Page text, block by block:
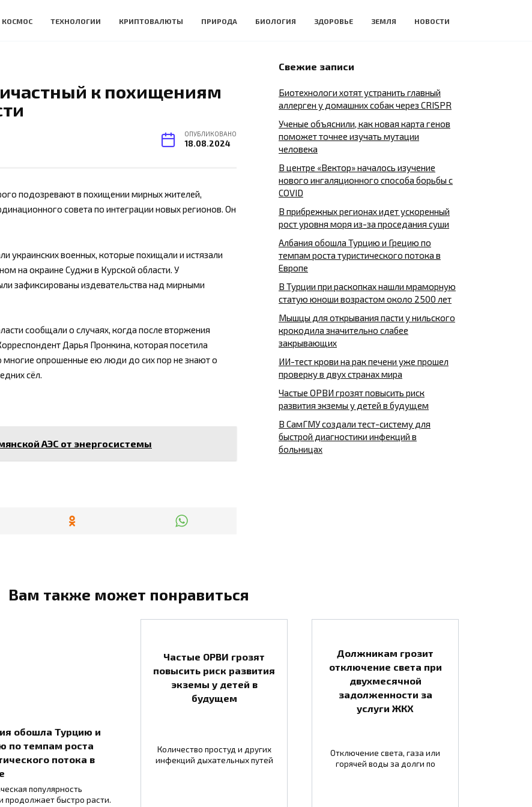
КОСМОС ТЕХНОЛОГИИ КРИПТОВАЛЮТЫ ПРИРОДА БИОЛОГИЯ ЗДОРОВЬЕ ЗЕМЛЯ НОВОСТИ
к похищениям
ОПУБЛИКОВАНО
18.08.2024
подозревают в похищении мирных жителей,
совета по интеграции новых регионов. Он
украинских военных, которые похищали и истязали
на окраине Суджи в Курской области. У
зафиксированы издевательства над мирными
сообщали о случаях, когда после вторжения
Дарья Пронкина, которая посетила
многие опрошенные ею люди до сих пор не знают о
сёл.
АЭС от энергосистемы
Свежие записи
Биотехнологи хотят устранить главный
аллерген у домашних собак через CRISPR
Ученые объяснили, как новая карта генов
поможет точнее изучать мутации
человека
В центре «Вектор» началось изучение
нового ингаляционного способа борьбы с
COVID
В прибрежных регионах идет ускоренный
рост уровня моря из-за проседания суши
Албания обошла Турцию и Грецию по
темпам роста туристического потока в
Европе
В Турции при раскопках нашли мраморную
статую юноши возрастом около 2500 лет
Мышцы для открывания пасти у нильского
крокодила значительно слабее
закрывающих
ИИ-тест крови на рак печени уже прошел
проверку в двух странах мира
Частые ОРВИ грозят повысить риск
развития экземы у детей в будущем
В СамГМУ создали тест-систему для
быстрой диагностики инфекций в
больницах
Вам также может понравиться
обошла Турцию и
по темпам роста
потока в
популярность
продолжает быстро расти.
Частые ОРВИ грозят
повысить риск развития
экземы у детей в
будущем
Количество простуд и других
инфекций дыхательных путей
Должникам грозит
отключение света при
двухмесячной
задолженности за
услуги ЖКХ
Отключение света, газа или
горячей воды за долги по